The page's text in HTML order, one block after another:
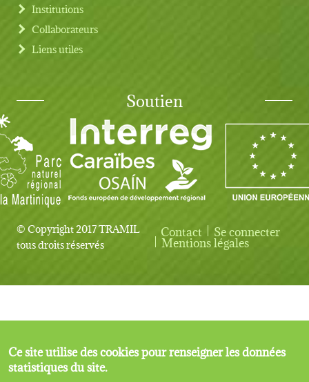
Institutions
Collaborateurs
Liens utiles
Soutien
© Copyright 2017 TRAMIL
tous droits réservés
User account menu
Contact Se connecter
Mentions légales
Ce site utilise des cookies pour renseigner les données
statistiques du site.